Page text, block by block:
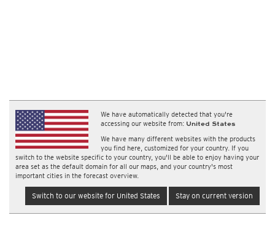
We have automatically detected that you're
accessing our website from: United States
We have many different websites with the products
you find here, customized for your country. If you
switch to the website specific to your country, you'll be able to enjoy having your
area set as the default domain for all our maps, and your country's most
important cities in the forecast overview.
Switch to our website for United States Stay on current version